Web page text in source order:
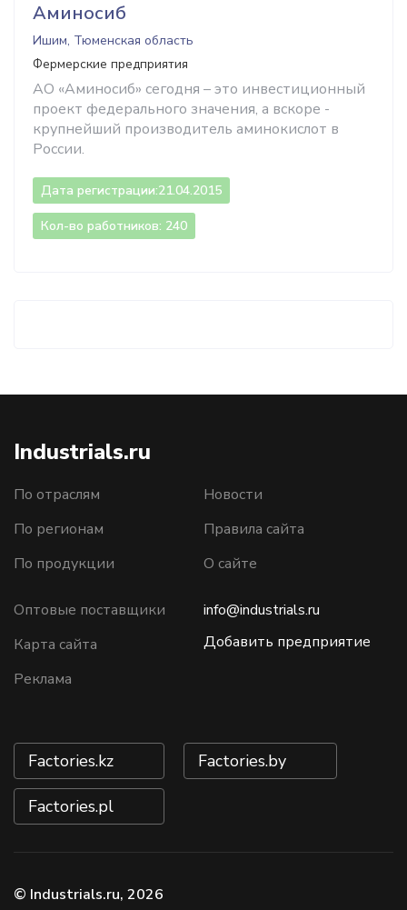
Аминосиб
Ишим, Тюменская область
Фермерские предприятия
АО «Аминосиб» сегодня – это инвестиционный
проект федерального значения, а вскоре -
крупнейший производитель аминокислот в
России.
Дата регистрации:21.04.2015
Кол-во работников: 240
Industrials.ru
По отраслям
По регионам
По продукции
Новости
Правила сайта
О сайте
Оптовые поставщики
Карта сайта
Реклама
info@industrials.ru
Добавить предприятие
Factories.kz Factories.by
Factories.pl
© Industrials.ru, 2026